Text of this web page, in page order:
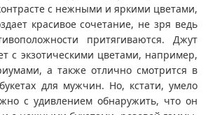
с нежными и яркими цветами,
красивое сочетание, не зря ведь
притягиваются. Джут
с экзотическими цветами, например,
а также отлично смотрится в
для мужчин. Но, кстати, умело
с удивлением обнаружить, что он